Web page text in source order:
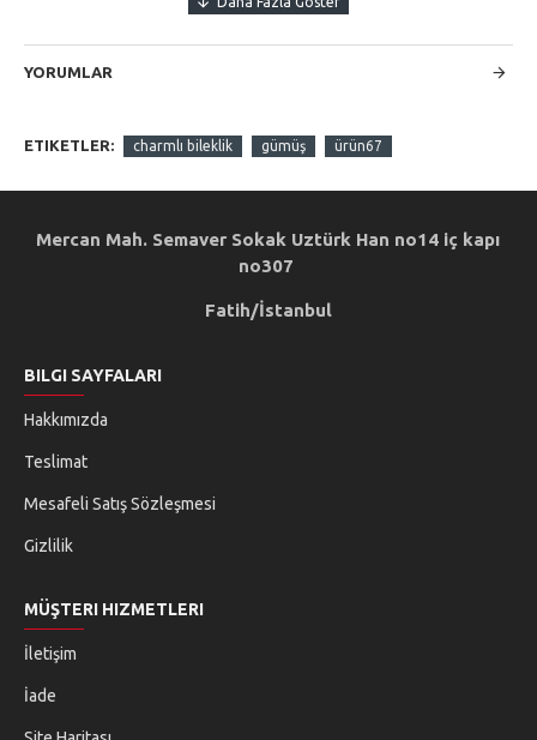
YORUMLAR
ETIKETLER: charmlı bileklik gümüş ürün67
Mercan Mah. Semaver Sokak Uztürk Han no14 iç kapı
no307
Fatih/İstanbul
BILGI SAYFALARI
Hakkımızda
Teslimat
Mesafeli Satış Sözleşmesi
Gizlilik
MÜŞTERI HIZMETLERI
İletişim
İade